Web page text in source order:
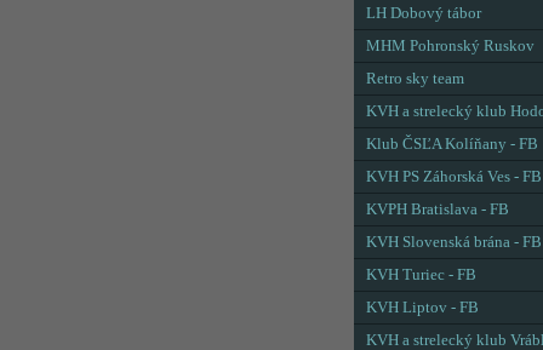
LH Dobový tábor
MHM Pohronský Ruskov
Retro sky team
KVH a strelecký klub
Klub ČSĽA Kolíňany - FB
KVH PS Záhorská Ves - FB
KVPH Bratislava - FB
KVH Slovenská brána - FB
KVH Turiec - FB
KVH Liptov - FB
KVH a strelecký klub